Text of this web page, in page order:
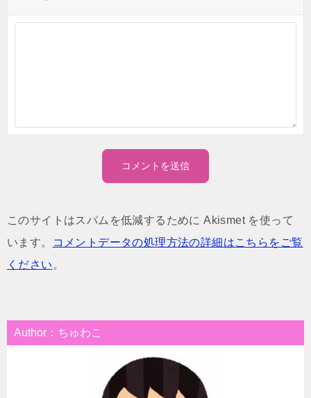
このサイトはスパムを低減するために Akismet を使って
います。
コメントデータの処理方法の詳細はこちらをご覧
ください 。
Author：ちゅわこ